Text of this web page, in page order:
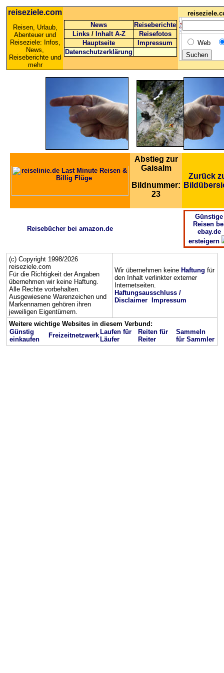
reiseziele.com
Reisen, Urlaub,
Abenteuer und
Reiseziele: Infos,
News,
Reiseberichte und
mehr
News
Reiseberichte
Links / Inhalt A-Z
Reisefotos
Hauptseite
Impressum
Datenschutzerklärung
Web
Abstieg zur
Gaisalm
Bildnummer:
23
Zurück
Reisebücher bei amazon.de
Günstige
Reisen
ebay.de
ersteigern
(c) Copyright 1998/2026
reiseziele.com
Für die Richtigkeit der Angaben
übernehmen wir keine Haftung.
Alle Rechte vorbehalten.
Ausgewiesene Warenzeichen und
Markennamen gehören ihren
jeweiligen Eigentümern.
Wir übernehmen keine Haftung für
den Inhalt verlinkter externer
Internetseiten.
Haftungsausschluss /
Disclaimer
Impressum
Weitere wichtige Websites in diesem Verbund:
Günstig
einkaufen
Freizeitnetzwerk Laufen für
Läufer
Reiten für
Reiter
Sammeln
für Sammler